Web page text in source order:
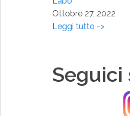
Ottobre 27, 2022
Leggi tutto ->
Seguici